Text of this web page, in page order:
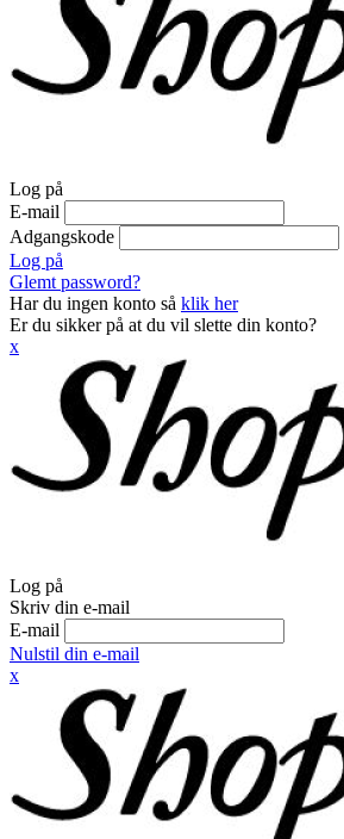
Log på
E-mail
Adgangskode
Log på
Glemt password?
Har du ingen konto så klik her
Er du sikker på at du vil slette din konto?
x
Log på
Skriv din e-mail
E-mail
Nulstil din e-mail
x